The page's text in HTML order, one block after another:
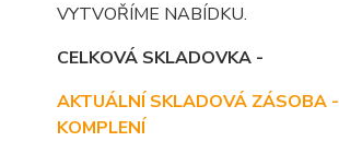
VYTVOŘÍME NABÍDKU.
CELKOVÁ SKLADOVKA -
AKTUÁLNÍ SKLADOVÁ ZÁSOBA -
KOMPLENÍ